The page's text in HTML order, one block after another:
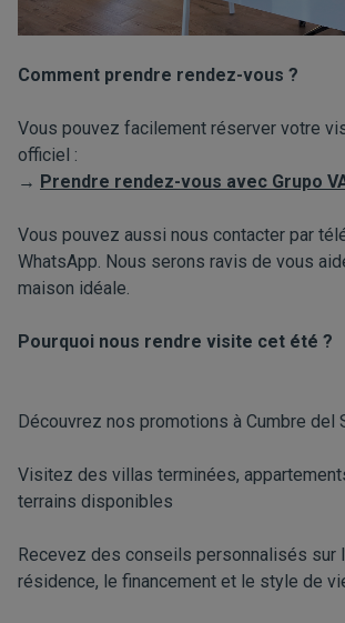
Comment prendre rendez-vous ?
Vous pouvez facilement réserver votre
officiel :
→ Prendre rendez-vous avec Grupo
Vous pouvez aussi nous contacter par
WhatsApp. Nous serons ravis de vous
maison idéale.
Pourquoi nous rendre visite cet été ?
Découvrez nos promotions à Cumbre del
Visitez des villas terminées,
terrains disponibles
Recevez des conseils personnalisés sur
résidence, le financement et le style de